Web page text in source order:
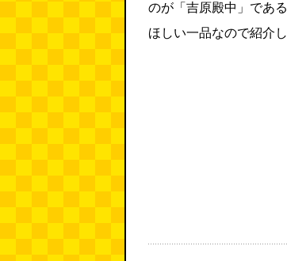
のが「吉原殿中」であ
ほしい一品なので紹介し